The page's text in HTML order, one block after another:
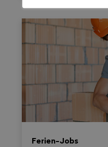
erleichtern soll. Damit
Arbeitszeit,
allfällige Zuschläge
berechnen und
übersichtliche, als PDF
Zusammenfassung
Ferien-Jobs